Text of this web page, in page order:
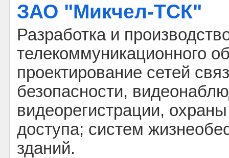
ЗАО "Микчел-ТСК"
Разработка и
телекоммуникационного
проектирование сетей
безопасности,
видеорегистрации,
доступа; систем
зданий.